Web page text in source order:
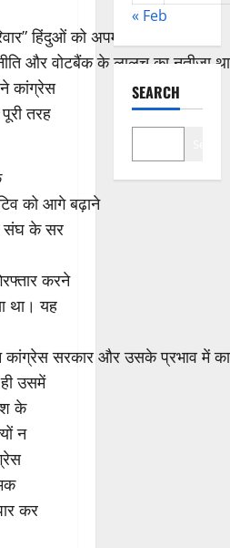
हिंदुओं को अपमानित चाहता था।
और वोटबैंक के लालच का नतीजा
कांग्रेस
पूरी तरह
को आगे बढ़ाने
संघ के सर
करने
था। यह
सरकार और उसके प्रभाव में
उसमें
के
न
कर
« Feb
SEARCH